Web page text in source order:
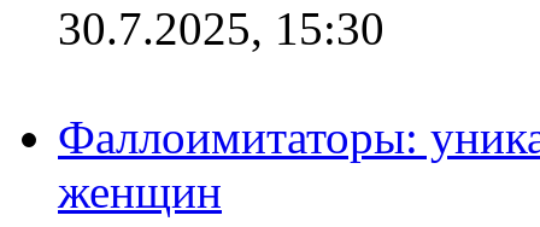
30.7.2025, 15:30
Фаллоимитаторы:
женщин